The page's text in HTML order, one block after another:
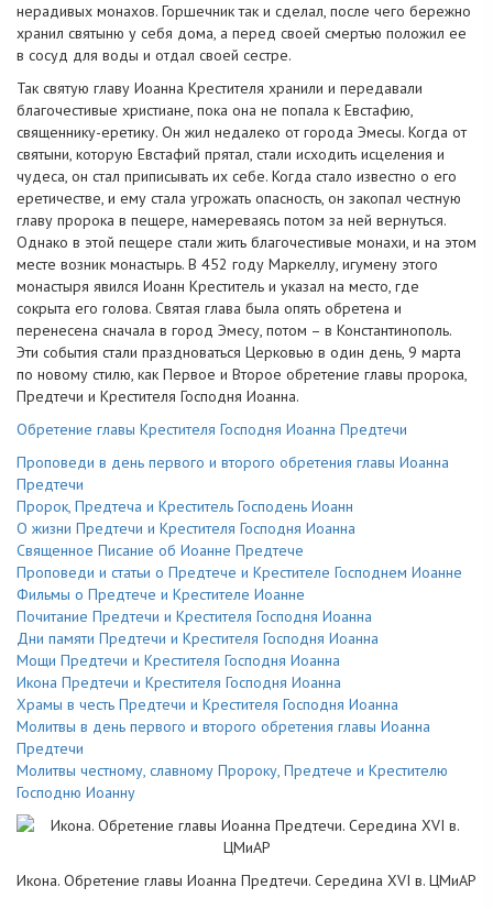
нерадивых монахов. Горшечник так и сделал, после чего бережно
хранил святыню у себя дома, а перед своей смертью положил ее
в сосуд для воды и отдал своей сестре.
Так святую главу Иоанна Крестителя хранили и передавали
благочестивые христиане, пока она не попала к Евстафию,
священнику-еретику. Он жил недалеко от города Эмесы. Когда от
святыни, которую Евстафий прятал, стали исходить исцеления и
чудеса, он стал приписывать их себе. Когда стало известно о его
еретичестве, и ему стала угрожать опасность, он закопал честную
главу пророка в пещере, намереваясь потом за ней вернуться.
Однако в этой пещере стали жить благочестивые монахи, и на этом
месте возник монастырь. В 452 году Маркеллу, игумену этого
монастыря явился Иоанн Креститель и указал на место, где
сокрыта его голова. Святая глава была опять обретена и
перенесена сначала в город Эмесу, потом – в Константинополь.
Эти события стали праздноваться Церковью в один день, 9 марта
по новому стилю, как Первое и Второе обретение главы пророка,
Предтечи и Крестителя Господня Иоанна.
Обретение главы Крестителя Господня Иоанна Предтечи
Проповеди в день первого и второго обретения главы Иоанна
Предтечи
Пророк, Предтеча и Креститель Господень Иоанн
О жизни Предтечи и Крестителя Господня Иоанна
Священное Писание об Иоанне Предтече
Проповеди и статьи о Предтече и Крестителе Господнем Иоанне
Фильмы о Предтече и Крестителе Иоанне
Почитание Предтечи и Крестителя Господня Иоанна
Дни памяти Предтечи и Крестителя Господня Иоанна
Мощи Предтечи и Крестителя Господня Иоанна
Икона Предтечи и Крестителя Господня Иоанна
Храмы в честь Предтечи и Крестителя Господня Иоанна
Молитвы в день первого и второго обретения главы Иоанна
Предтечи
Молитвы честному, славному Пророку, Предтече и Крестителю
Господню Иоанну
Икона. Обретение главы Иоанна Предтечи. Середина XVI в. ЦМиАР